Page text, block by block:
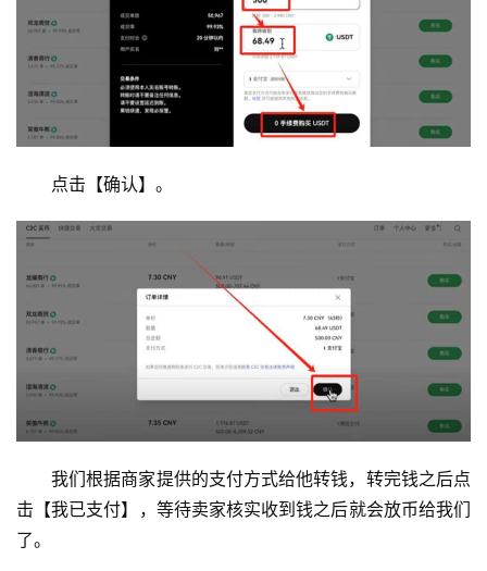
点击【确认】。
我们根据商家提供的支付方式给他转钱，转完钱之后点
击【我已支付】，等待卖家核实收到钱之后就会放币给我们
了。